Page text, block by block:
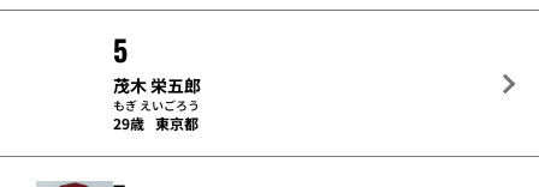
5
茂木 栄五郎
もぎ えいごろう
29歳 東京都